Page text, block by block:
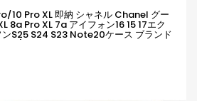
10 Pro XL 即納 シャネル Chanel グー
8a Pro XL 7a アイフォン16 15 17エク
ンs25 S24 S23 Note20ケース ブランド
S24 Ultraケースシャネル Chanel
6a/9a 10ブランドケース